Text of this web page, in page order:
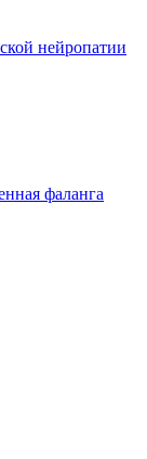
нейропатии
фаланга